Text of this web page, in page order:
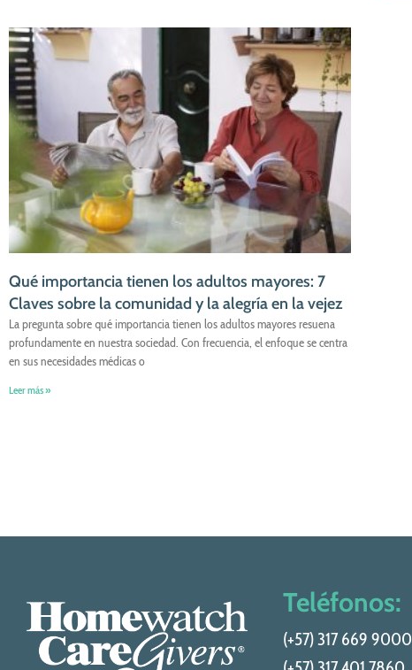
Qué importancia tienen los adultos mayores: 7
Claves sobre la comunidad y la alegría en la vejez
La pregunta sobre qué importancia tienen los adultos mayores resuena
profundamente en nuestra sociedad. Con frecuencia, el enfoque se centra
en sus necesidades médicas o
Leer más »
Teléfonos:
(+57) 317 669 9000